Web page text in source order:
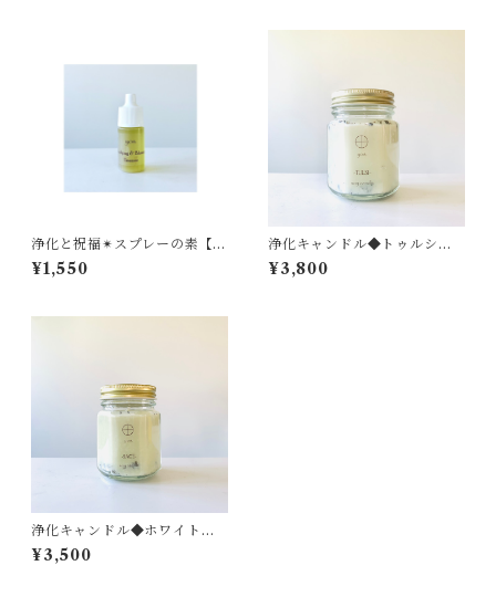
浄化と祝福✴︎スプレーの素【2
026.03.20春分仕込】 Purif
ying & Blessing Essence—
¥1,550
浄化キャンドル◆トゥルシー,
ホーリーバジル, 浄化, ハーブ
キャンドル, アロマキャンドル,
¥3,800
浄化キャンドル◆ホワイトセ
ージ, 浄化, ハーブキャンドル,
アロマキャンドル, JWT
¥3,500